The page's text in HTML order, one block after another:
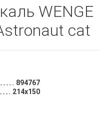
WENGE
cat
894767
214х150